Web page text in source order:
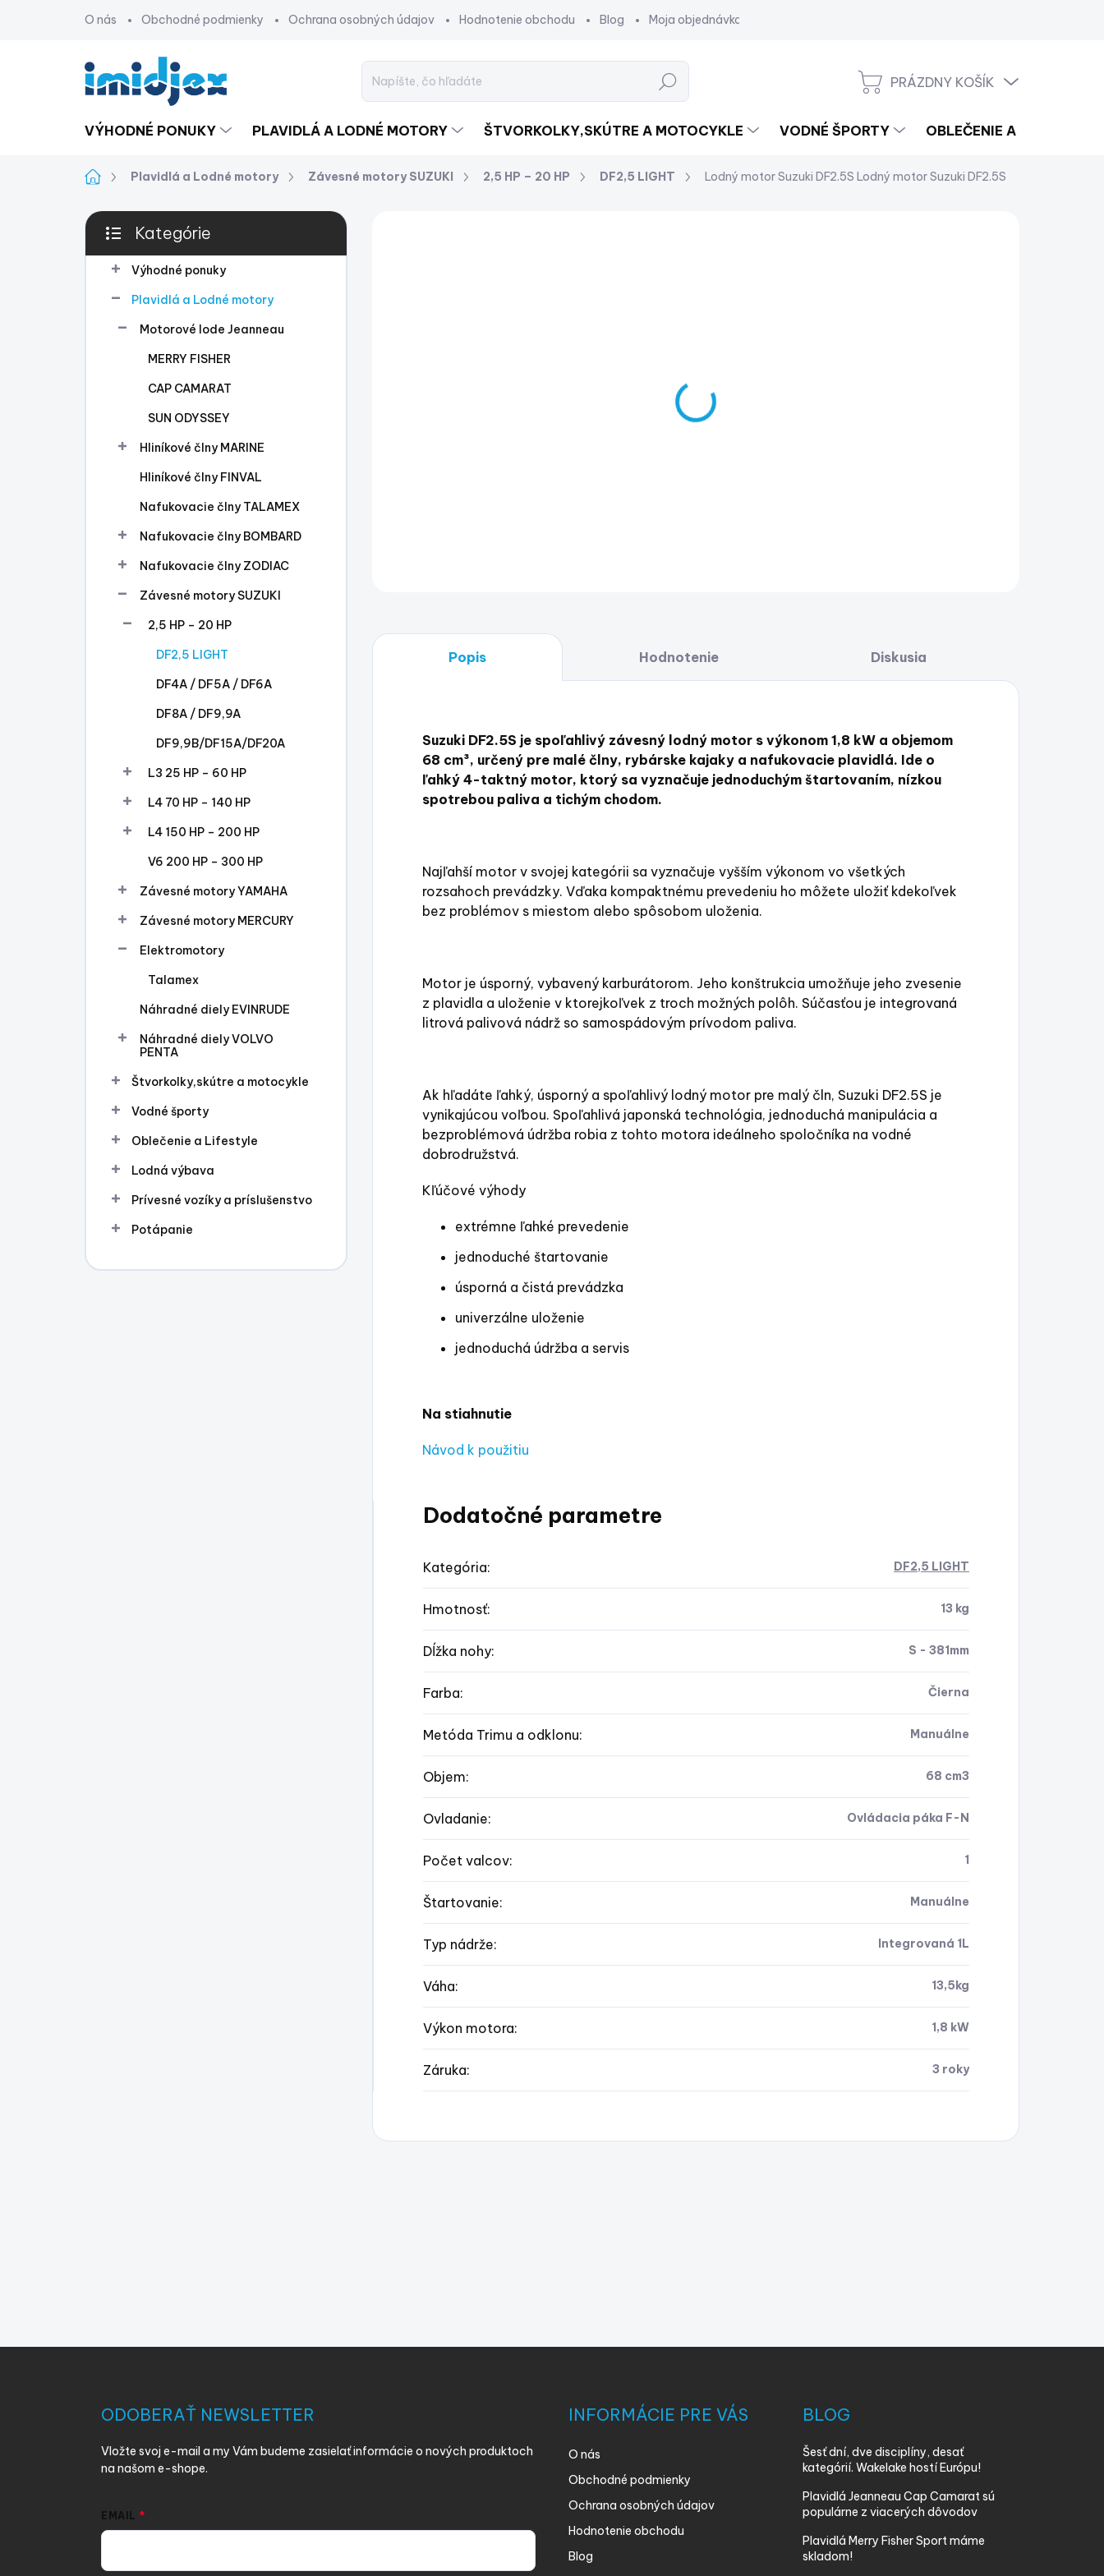
O nás Obchodné podmienky Ochrana osobných údajov Hodnotenie obchodu Blog Moja objednávka
Hľadať
NÁKUPNÝ
PRÁZDNY KOŠÍK
VÝHODNÉ PONUKY PLAVIDLÁ A LODNÉ MOTORY ŠTVORKOLKY,SKÚTRE A MOTOCYKLE VODNÉ ŠPORTY OBLEČENIE A LIFESTYLE
DomovPlavidlá a Lodné motory Závesné motory SUZUKI 2,5 HP – 20 HP DF2,5 LIGHT Lodný motor Suzuki DF2.5S Lodný motor Suzuki DF2.5S
B
č
Preskočiť
kategórie
Kategórie
Výhodné ponuky
Plavidlá a Lodné motory
Motorové lode Jeanneau
MERRY FISHER
CAP CAMARAT
SUN ODYSSEY
Hliníkové člny MARINE
Hliníkové člny FINVAL
Nafukovacie člny TALAMEX
Nafukovacie člny BOMBARD
Nafukovacie člny ZODIAC
Závesné motory SUZUKI
2,5 HP – 20 HP
DF2,5 LIGHT
DF4A / DF5A / DF6A
DF8A / DF9,9A
DF9,9B/DF15A/DF20A
L3 25 HP – 60 HP
L4 70 HP – 140 HP
L4 150 HP – 200 HP
V6 200 HP – 300 HP
Závesné motory YAMAHA
Závesné motory MERCURY
Elektromotory
Talamex
Náhradné diely EVINRUDE
Náhradné diely VOLVO
PENTA
Štvorkolky,skútre a motocykle
Vodné športy
Oblečenie a Lifestyle
Lodná výbava
Prívesné vozíky a príslušenstvo
Potápanie
Popis Hodnotenie Diskusia
Suzuki DF2.5S je spoľahlivý závesný lodný motor s výkonom 1,8 kW a objemom
68 cm³, určený pre malé člny, rybárske kajaky a nafukovacie plavidlá. Ide o
ľahký 4-taktný motor, ktorý sa vyznačuje jednoduchým štartovaním, nízkou
spotrebou paliva a tichým chodom.
Najľahší motor v svojej kategórii sa vyznačuje vyšším výkonom vo všetkých
rozsahoch prevádzky. Vďaka kompaktnému prevedeniu ho môžete uložiť kdekoľvek
bez problémov s miestom alebo spôsobom uloženia.
Motor je úsporný, vybavený karburátorom. Jeho konštrukcia umožňuje jeho zvesenie
z plavidla a uloženie v ktorejkoľvek z troch možných polôh. Súčasťou je integrovaná
litrová palivová nádrž so samospádovým prívodom paliva.
Ak hľadáte ľahký, úsporný a spoľahlivý lodný motor pre malý čln, Suzuki DF2.5S je
vynikajúcou voľbou. Spoľahlivá japonská technológia, jednoduchá manipulácia a
bezproblémová údržba robia z tohto motora ideálneho spoločníka na vodné
dobrodružstvá.
Kľúčové výhody
extrémne ľahké prevedenie
jednoduché štartovanie
úsporná a čistá prevádzka
univerzálne uloženie
jednoduchá údržba a servis
Na stiahnutie
Návod k použitiu
Dodatočné parametre
Kategória: DF2,5 LIGHT
Hmotnosť: 13 kg
Dĺžka nohy: S - 381mm
Farba: Čierna
Metóda Trimu a odklonu: Manuálne
Objem: 68 cm3
Ovladanie: Ovládacia páka F-N
Počet valcov: 1
Štartovanie: Manuálne
Typ nádrže: Integrovaná 1L
Váha: 13,5kg
Výkon motora: 1,8 kW
Záruka: 3 roky
ODOBERAŤ NEWSLETTER
Vložte svoj e-mail a my Vám budeme zasielať informácie o nových produktoch
na našom e-shope.
EMAIL
INFORMÁCIE PRE VÁS
O nás
Obchodné podmienky
Ochrana osobných údajov
Hodnotenie obchodu
Blog
BLOG
Šesť dní, dve disciplíny, desať
kategórií. Wakelake hostí Európu!
Plavidlá Jeanneau Cap Camarat sú
populárne z viacerých dôvodov
Plavidlá Merry Fisher Sport máme
skladom!